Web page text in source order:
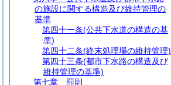
の施設に関する構造及び維持管理の
基準
第四十一条(公共下水道の構造の基
準)
第四十二条(終末処理場の維持管理)
第四十三条(都市下水路の構造及び
維持管理の基準)
第七章
罰則